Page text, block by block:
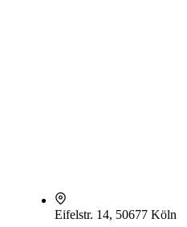
Eifelstr. 14, 50677 Köln